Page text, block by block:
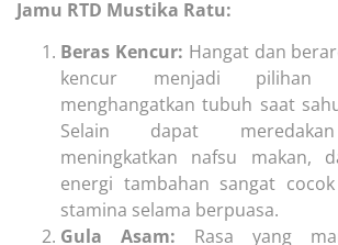
Jamu RTD Mustika Ratu:
Beras Kencur: Hangat dan
kencur menjadi
menghangatkan tubuh saat
Selain dapat meredakan
meningkatkan nafsu makan,
energi tambahan sangat
stamina selama berpuasa.
Gula Asam: Rasa yang